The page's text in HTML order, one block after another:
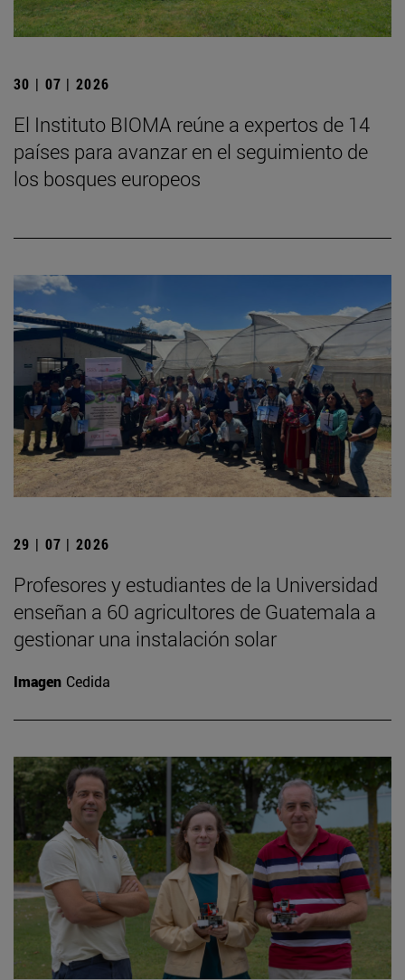
30 | 07 | 2026
El Instituto BIOMA reúne a expertos de 14
países para avanzar en el seguimiento de
los bosques europeos
29 | 07 | 2026
Profesores y estudiantes de la Universidad
enseñan a 60 agricultores de Guatemala a
gestionar una instalación solar
Imagen Cedida